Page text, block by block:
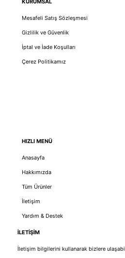
KURUMSAL
Mesafeli Satış Sözleşmesi
Gizlilik ve Güvenlik
İptal ve İade Koşulları
Çerez Politikamız
HIZLI MENÜ
Anasayfa
Hakkımızda
Tüm Ürünler
İletişim
Yardım & Destek
İLETİŞİM
İletişim bilgilerini kullanarak bizlere